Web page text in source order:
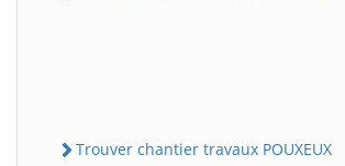
Trouver chantier travaux POUXEUX